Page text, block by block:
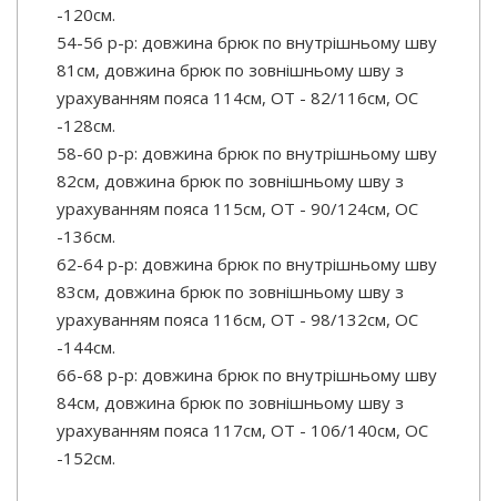
-120см.
54-56 р-р: довжина брюк по внутрішньому шву
81см, довжина брюк по зовнішньому шву з
урахуванням пояса 114см, ОТ - 82/116см, OC
-128см.
58-60 р-р: довжина брюк по внутрішньому шву
82см, довжина брюк по зовнішньому шву з
урахуванням пояса 115см, ОТ - 90/124см, OC
-136см.
62-64 р-р: довжина брюк по внутрішньому шву
83см, довжина брюк по зовнішньому шву з
урахуванням пояса 116см, ОТ - 98/132см, OC
-144см.
66-68 р-р: довжина брюк по внутрішньому шву
84см, довжина брюк по зовнішньому шву з
урахуванням пояса 117см, ОТ - 106/140см, OC
-152см.